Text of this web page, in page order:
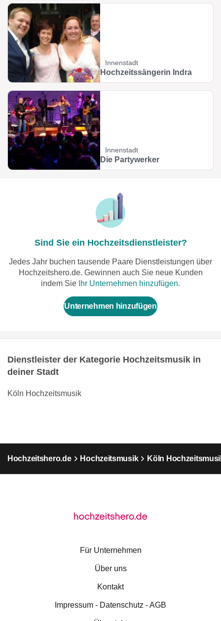
Innenstadt
Hochzeitssängerin Indra
Innenstadt
Die Partywerker
Sind Sie ein Hochzeitsdienstleister?
Jedes Jahr buchen tausende Paare Dienstleistungen über
Hochzeitshero.de. Gewinnen auch Sie neue Kunden
indem Sie Ihr Unternehmen hinzufügen.
Unternehmen hinzufügen
Dienstleister der Kategorie Hochzeitsmusik in
deiner Stadt
Köln Hochzeitsmusik
Hochzeitshero.de Hochzeitsmusik Köln
Für Unternehmen
Über uns
Kontakt
Impressum - Datenschutz - AGB